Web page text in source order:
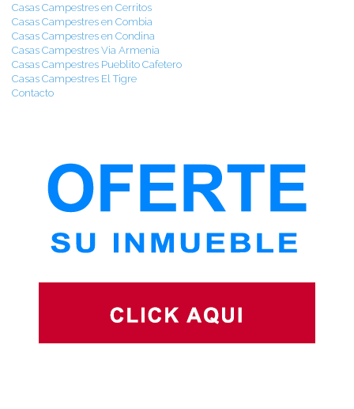
Casas Campestres en Cerritos
Casas Campestres en Combia
Casas Campestres en Condina
Casas Campestres Via Armenia
Casas Campestres Pueblito Cafetero
Casas Campestres El Tigre
Contacto